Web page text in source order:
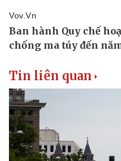
Tin liên quan